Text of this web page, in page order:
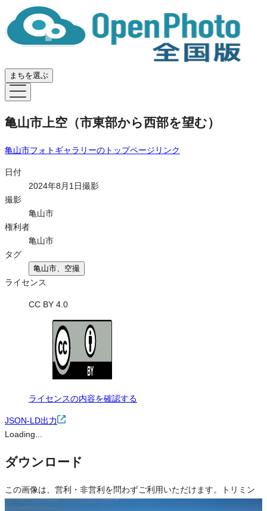
まちを選ぶ
亀山市上空（市東部から西部を望む）
亀山市フォトギャラリーのトップページリンク
日付
2024年8月1日撮影
撮影
亀山市
権利者
亀山市
タグ
亀山市、空撮
ライセンス
CC BY 4.0
ライセンスの内容を確認する
JSON-LD出力
Loading...
ダウンロード
この画像は、営利・非営利を問わずご利用いただけます。トリミン
グ・色変更などの改変も可能です。クレジット表記は必須です。